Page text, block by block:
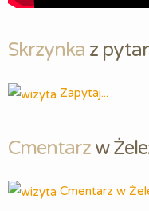
Skrzynka z
Zapytaj...
Cmentarz w
Cmentarz w